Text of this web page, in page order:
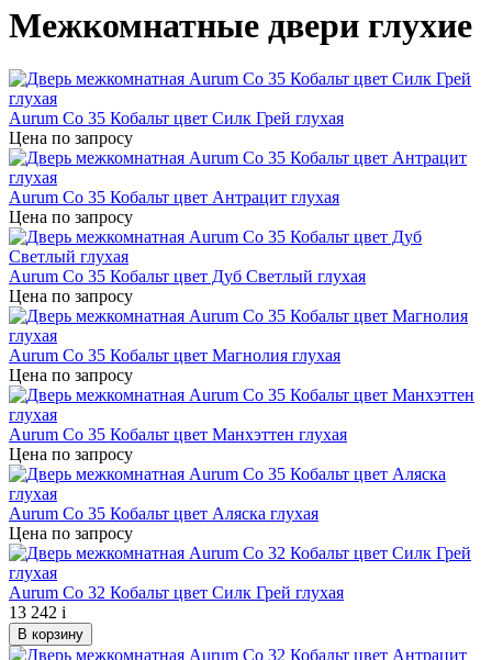
Межкомнатные двери глухие
Aurum Co 35 Кобальт цвет Силк Грей глухая
Цена по запросу
Aurum Co 35 Кобальт цвет Антрацит глухая
Цена по запросу
Aurum Co 35 Кобальт цвет Дуб Светлый глухая
Цена по запросу
Aurum Co 35 Кобальт цвет Магнолия глухая
Цена по запросу
Aurum Co 35 Кобальт цвет Манхэттен глухая
Цена по запросу
Aurum Co 35 Кобальт цвет Аляска глухая
Цена по запросу
Aurum Co 32 Кобальт цвет Силк Грей глухая
13 242 i
В корзину